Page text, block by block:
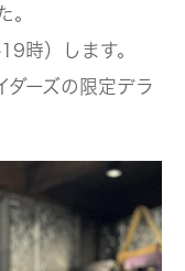
時）します。
ーズの限定デラ